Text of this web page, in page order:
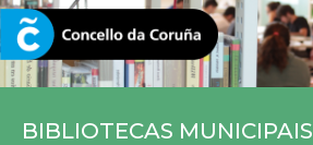
BIBLIOTECAS MUNICIPAIS
CORUNA.GAL